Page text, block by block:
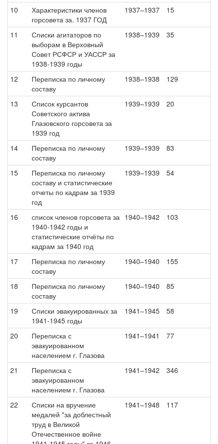
10
Характеристики членов
горсовета за. 1937 ГОД
1937–1937 15
11
Списки агитаторов по
выборам в Верховный
Совет РСФСР и УАССР за
1938-1939 годы
1938–1939 35
12
Переписка по личному
составу
1938–1938 129
13
Список курсантов
Советского актива
Глазовского горсовета за
1939 год
1939–1939 20
14
Переписка по личному
составу
1939–1939 83
15
Переписка по личному
составу и статистические
отчеты по кадрам за 1939
год
1939–1939 54
16
список членов горсовета за
1940-1942 годы и
статистические отчёты по
кадрам за 1940 год
1940–1942 103
17
Переписка по личному
составу
1940–1940 155
18
Переписка по личному
составу
1940–1940 85
19
Списки эвакуированных за
1941-1945 годы
1941–1945 58
20
Переписка с
эвакуированном
населением г. Глазова
1941–1941 77
21
Переписка с
эвакуированном
населением г. Глазова
1941–1942 346
22
Списки на вручение
медалей "за доблестный
труд в Великой
Отечественное войне
1941–1948 117